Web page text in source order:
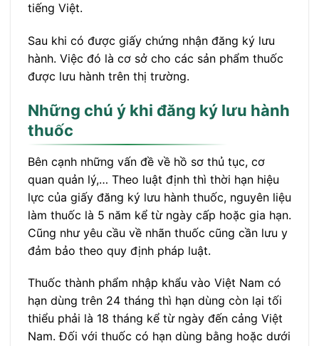
tiếng Việt.
Sau khi có được giấy chứng nhận đăng ký lưu
hành. Việc đó là cơ sở cho các sản phẩm thuốc
được lưu hành trên thị trường.
Những chú ý khi đăng ký lưu hành
thuốc
Bên cạnh những vấn đề về hồ sơ thủ tục, cơ
quan quản lý,… Theo luật định thì thời hạn hiệu
lực của giấy đăng ký lưu hành thuốc, nguyên liệu
làm thuốc là 5 năm kể từ ngày cấp hoặc gia hạn.
Cũng như yêu cầu về nhãn thuốc cũng cần lưu y
đảm bảo theo quy định pháp luật.
Thuốc thành phẩm nhập khẩu vào Việt Nam có
hạn dùng trên 24 tháng thì hạn dùng còn lại tối
thiểu phải là 18 tháng kể từ ngày đến cảng Việt
Nam. Đối với thuốc có hạn dùng bằng hoặc dưới